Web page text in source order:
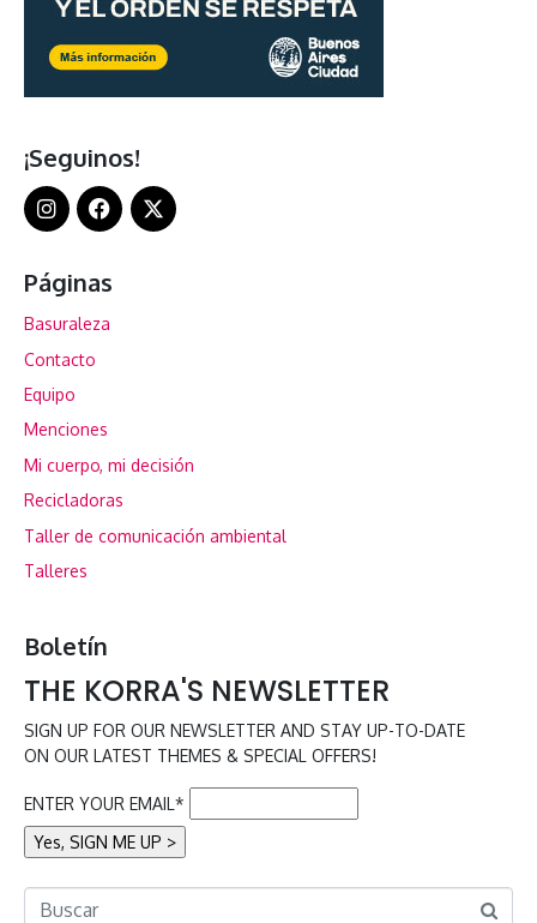
¡Seguinos!
Páginas
Basuraleza
Contacto
Equipo
Menciones
Mi cuerpo, mi decisión
Recicladoras
Taller de comunicación ambiental
Talleres
Boletín
THE KORRA'S NEWSLETTER
SIGN UP FOR OUR NEWSLETTER AND STAY UP-TO-DATE
ON OUR LATEST THEMES & SPECIAL OFFERS!
ENTER YOUR EMAIL*